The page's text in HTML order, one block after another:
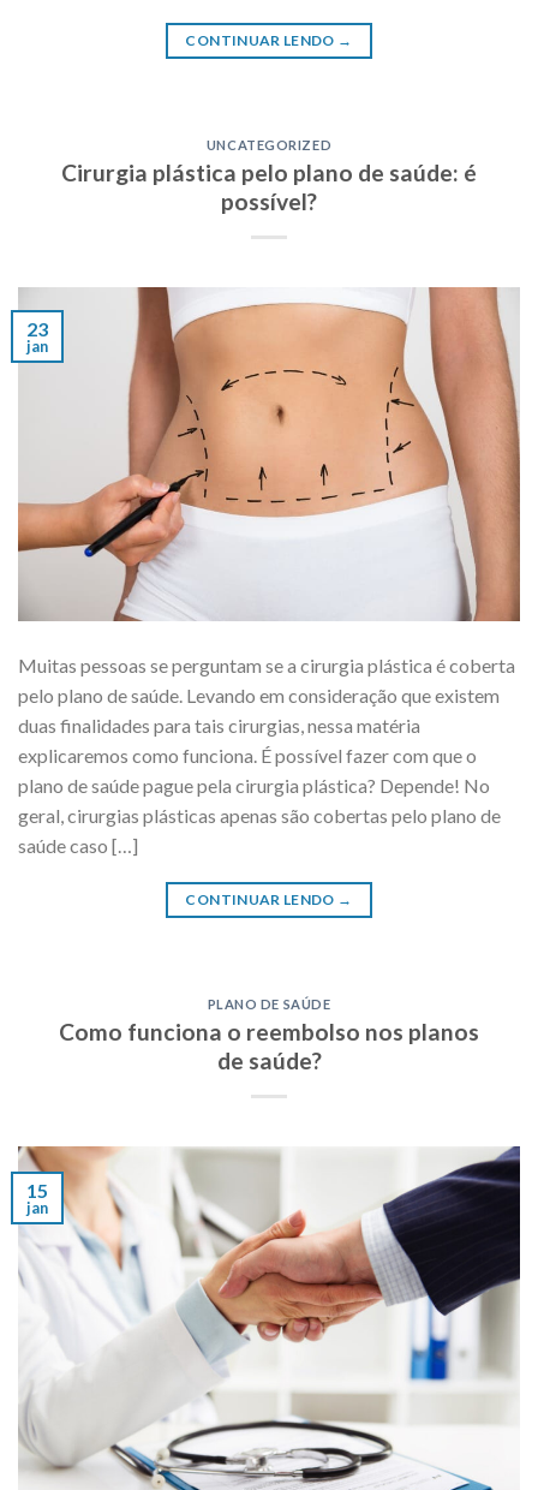
CONTINUAR LENDO →
UNCATEGORIZED
Cirurgia plástica pelo plano de saúde: é
possível?
23
jan
Muitas pessoas se perguntam se a cirurgia plástica é coberta
pelo plano de saúde. Levando em consideração que existem
duas finalidades para tais cirurgias, nessa matéria
explicaremos como funciona. É possível fazer com que o
plano de saúde pague pela cirurgia plástica? Depende! No
geral, cirurgias plásticas apenas são cobertas pelo plano de
saúde caso […]
CONTINUAR LENDO →
PLANO DE SAÚDE
Como funciona o reembolso nos planos
de saúde?
15
jan